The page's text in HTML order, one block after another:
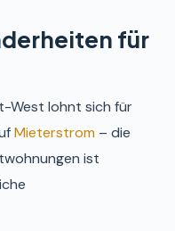
für
West lohnt sich für
Mieterstrom – die
ist